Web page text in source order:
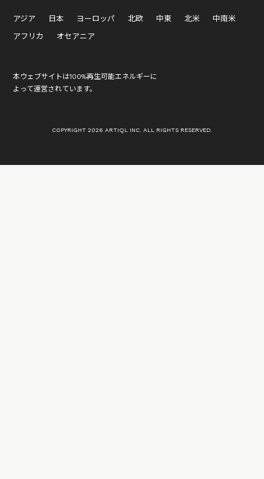
アジア 日本 ヨーロッパ 北欧 中東 北米
中南米
アフリカ
オセアニア
本ウェブサイトは100%再生可能エネルギーに
よって運営されています。
COPYRIGHT 2026 ARTIQL INC. ALL RIGHTS RESERVED.